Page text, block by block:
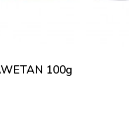
100g